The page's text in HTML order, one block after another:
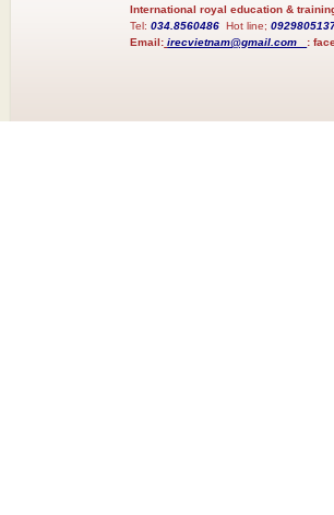
International royal education &
Tel:034.8560486Hot line;
Email: irecvietnam@gmail.com :